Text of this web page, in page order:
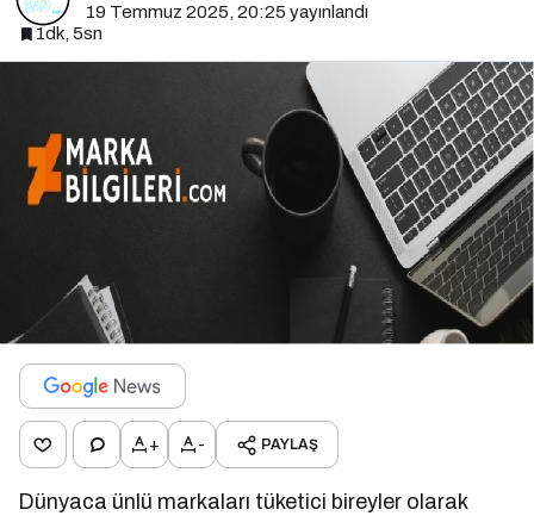
19 Temmuz 2025, 20:25 yayınlandı
1dk, 5sn
+ - PAYLAŞ
Dünyaca ünlü markaları tüketici bireyler olarak